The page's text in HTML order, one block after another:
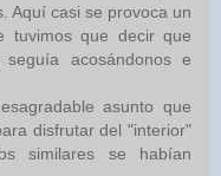
Aquí casi se provoca un
tuvimos que decir que
acosándonos e
asunto que
disfrutar del "interior"
similares se habían